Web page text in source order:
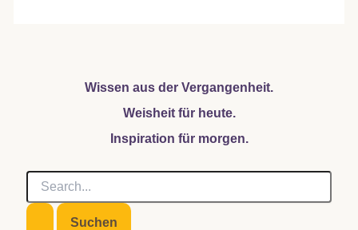
Wissen aus der Vergangenheit.
Weisheit für heute.
Inspiration für morgen.
S
c